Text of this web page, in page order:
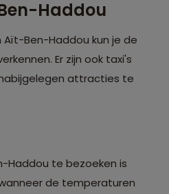
Haddou
Ben-Haddou kun je de
Er zijn ook taxi's
attracties te
Haddou te bezoeken is
de temperaturen